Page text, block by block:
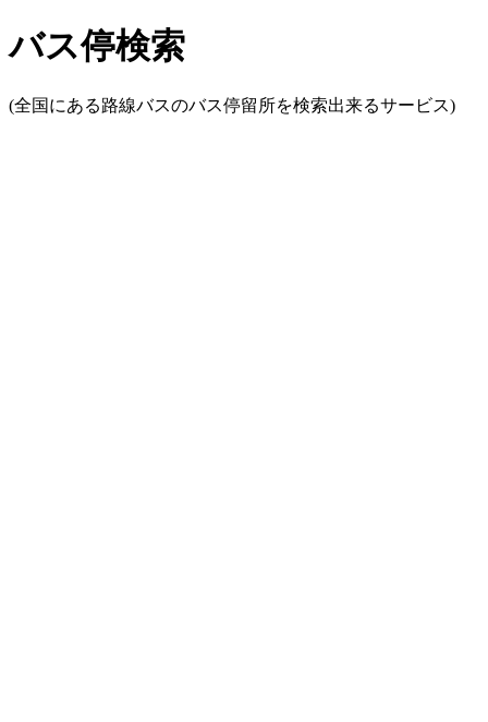
バス停検索
(全国にある路線バスのバス停留所を検索出来るサービス)